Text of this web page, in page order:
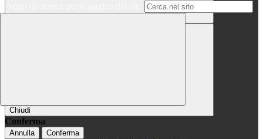
Chiudi
Conferma
Annulla Conferma
Campo di ricerca per le pagine del sito